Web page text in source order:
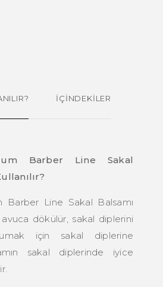
İÇİNDEKİLER
Barber Line Sakal
Barber Line Sakal Balsamı
dökülür, sakal diplerini
için sakal diplerine
sakal diplerinde iyice